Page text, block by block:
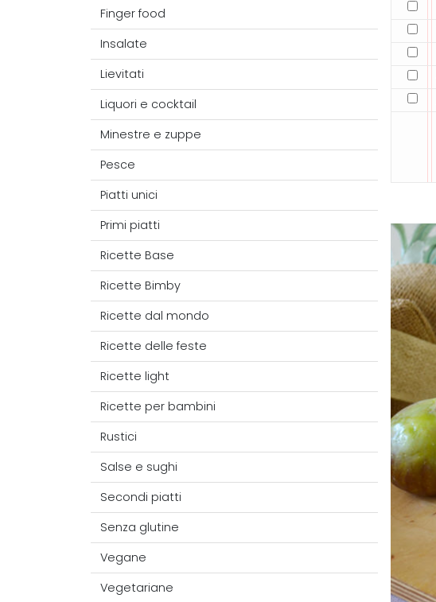
Finger food
Insalate
Lievitati
Liquori e cocktail
Minestre e zuppe
Pesce
Piatti unici
Primi piatti
Ricette Base
Ricette Bimby
Ricette dal mondo
Ricette delle feste
Ricette light
Ricette per bambini
Rustici
Salse e sughi
Secondi piatti
Senza glutine
Vegane
Vegetariane